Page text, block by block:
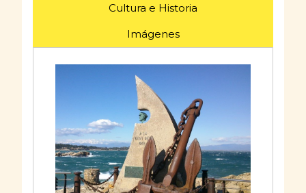
Cultura e Historia
Imágenes